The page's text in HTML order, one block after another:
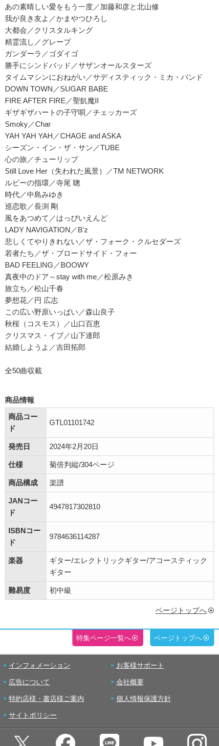
あの素晴しい愛をもう一度／加藤和彦と北山修
我が良き友よ／かまやつひろし
大都会／クリスタルキング
精霊流し／グレープ
ガンダーラ／ゴダイゴ
勝手にシンドバッド／サザンオールスターズ
タイムマシンにおねがい／サディスティック・ミカ・バンド
DOWN TOWN／SUGAR BABE
FIRE AFTER FIRE／聖飢魔II
ギザギザハートの子守唄／チェッカーズ
Smoky／Char
YAH YAH YAH／CHAGE and ASKA
シーズン・イン・ザ・サン／TUBE
心の旅／チューリップ
Still Love Her（失われた風景）／TM NETWORK
ルビーの指環／寺尾 聰
時代／中島みゆき
巡恋歌／長渕 剛
風をあつめて／はっぴいえんど
LADY NAVIGATION／B'z
悲しくてやりきれない／ザ・フォーク・クルセダーズ
若者たち／ザ・ブロードサイド・フォー
BAD FEELING／BOOWY
真夜中のドア～stay with me／松原みき
旅立ち／松山千春
夢想花／円 広志
この広い野原いっぱい／森山良子
秋桜（コスモス）／山口百恵
クリスマス・イブ／山下達郎
結婚しようよ／吉田拓郎
全50曲収載
商品情報
商品コー
ド
GTL01101742
発売日 2024年2月20日
仕様 菊倍判縦/304ページ
商品構成 楽譜
JANコー
ド
4947817302810
ISBNコー
ド
9784636114287
楽器
ギター/エレクトリックギター/アコースティック
ギター
難易度 初中級
ページトップへ
特集ページ一覧へ ページトップへ
インフォメーション お客様サポート
広告について 会社概要
特約店様・書店様ご案内 個人情報保護方針
サイトポリシー